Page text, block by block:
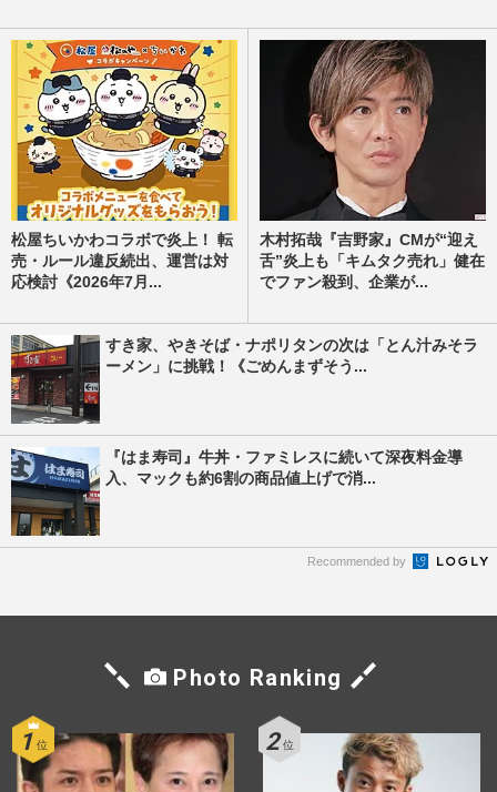
松屋ちいかわコラボで炎上！ 転
売・ルール違反続出、運営は対
応検討《2026年7月...
木村拓哉『吉野家』CMが“迎え
舌”炎上も「キムタク売れ」健在
でファン殺到、企業が...
すき家、やきそば・ナポリタンの次は「とん汁みそラ
ーメン」に挑戦！《ごめんまずそう...
『はま寿司』牛丼・ファミレスに続いて深夜料金導
入、マックも約6割の商品値上げで消...
Recommended by
Photo Ranking